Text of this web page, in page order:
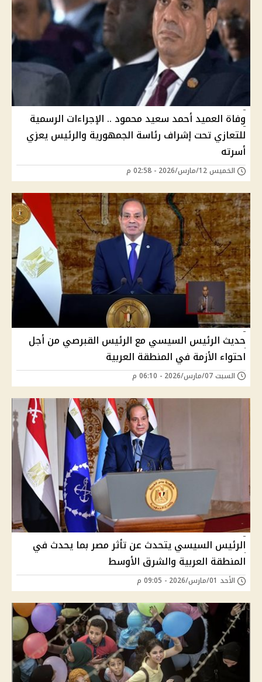
وفاة العميد أحمد سعيد محمود .. الإجراءات الرسمية
للتعازي تحت إشراف رئاسة الجمهورية والرئيس يعزي
أسرته
الخميس 12/مارس/2026 - 02:58 م
حديث الرئيس السيسي مع الرئيس القبرصي من أجل
احتواء الأزمة في المنطقة العربية
السبت 07/مارس/2026 - 06:10 م
الرئيس السيسي يتحدث عن تأثر مصر بما يحدث في
المنطقة العربية والشرق الأوسط
الأحد 01/مارس/2026 - 09:05 م